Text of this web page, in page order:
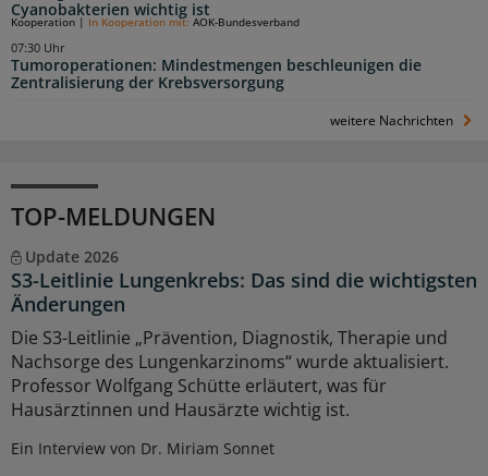
Cyanobakterien wichtig ist
Tumoroperationen: Mindestmengen beschleunigen die
Zentralisierung der Krebsversorgung
Kooperation | In Kooperation mit: AOK-Bundesverband
07:30 Uhr
weitere Nachrichten
TOP-MELDUNGEN
Update 2026
S3-Leitlinie Lungenkrebs: Das sind die wichtigsten
Änderungen
Die S3-Leitlinie „Prävention, Diagnostik, Therapie und
Nachsorge des Lungenkarzinoms“ wurde aktualisiert.
Professor Wolfgang Schütte erläutert, was für
Hausärztinnen und Hausärzte wichtig ist.
Ein Interview von Dr. Miriam Sonnet